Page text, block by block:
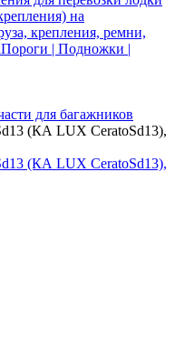
на
крепления, ремни,
Пороги | Подножки |
для багажников
(КА LUX CeratoSd13),